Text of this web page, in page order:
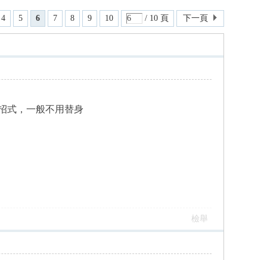
4 5 6 7 8 9 10 / 10 頁 下一頁
式，一般不用替身
檢舉